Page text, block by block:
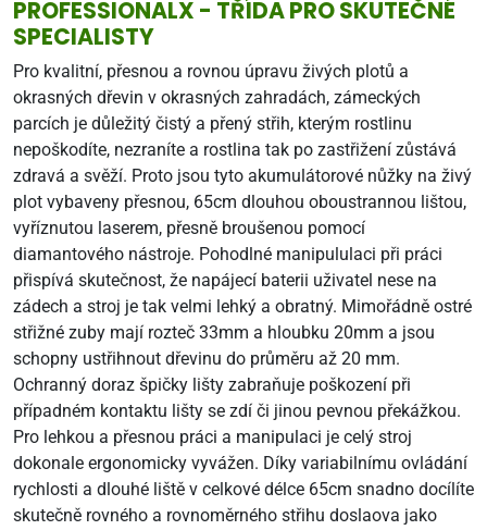
PROFESSIONALX - TŘÍDA PRO SKUTEČNÉ
SPECIALISTY
Pro kvalitní, přesnou a rovnou úpravu živých plotů a
okrasných dřevin v okrasných zahradách, zámeckých
parcích je důležitý čistý a přený střih, kterým rostlinu
nepoškodíte, nezraníte a rostlina tak po zastřižení zůstává
zdravá a svěží. Proto jsou tyto akumulátorové nůžky na živý
plot vybaveny přesnou, 65cm dlouhou oboustrannou lištou,
vyříznutou laserem, přesně broušenou pomocí
diamantového nástroje. Pohodlné manipululaci při práci
přispívá skutečnost, že napájecí baterii uživatel nese na
zádech a stroj je tak velmi lehký a obratný. Mimořádně ostré
střižné zuby mají rozteč 33mm a hloubku 20mm a jsou
schopny ustřihnout dřevinu do průměru až 20 mm.
Ochranný doraz špičky lišty zabraňuje poškození při
případném kontaktu lišty se zdí či jinou pevnou překážkou.
Pro lehkou a přesnou práci a manipulaci je celý stroj
dokonale ergonomicky vyvážen. Díky variabilnímu ovládání
rychlosti a dlouhé liště v celkové délce 65cm snadno docílíte
skutečně rovného a rovnoměrného střihu doslaova jako